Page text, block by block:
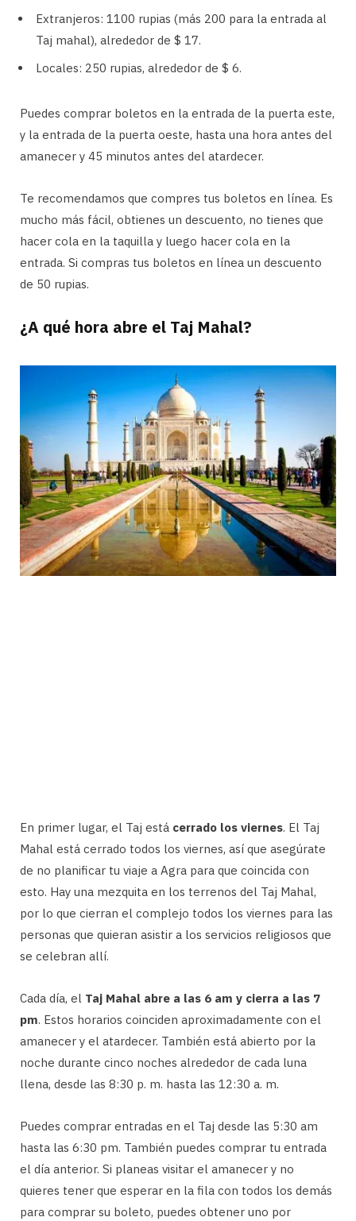
Extranjeros: 1100 rupias (más 200 para la entrada al
Taj mahal), alrededor de $ 17.
Locales: 250 rupias, alrededor de $ 6.
Puedes comprar boletos en la entrada de la puerta este,
y la entrada de la puerta oeste, hasta una hora antes del
amanecer y 45 minutos antes del atardecer.
Te recomendamos que compres tus boletos en línea. Es
mucho más fácil, obtienes un descuento, no tienes que
hacer cola en la taquilla y luego hacer cola en la
entrada. Si compras tus boletos en línea un descuento
de 50 rupias.
¿A qué hora abre el Taj Mahal?
En primer lugar, el Taj está cerrado los viernes. El Taj
Mahal está cerrado todos los viernes, así que asegúrate
de no planificar tu viaje a Agra para que coincida con
esto. Hay una mezquita en los terrenos del Taj Mahal,
por lo que cierran el complejo todos los viernes para las
personas que quieran asistir a los servicios religiosos que
se celebran allí.
Cada día, el Taj Mahal abre a las 6 am y cierra a las 7
pm. Estos horarios coinciden aproximadamente con el
amanecer y el atardecer. También está abierto por la
noche durante cinco noches alrededor de cada luna
llena, desde las 8:30 p. m. hasta las 12:30 a. m.
Puedes comprar entradas en el Taj desde las 5:30 am
hasta las 6:30 pm. También puedes comprar tu entrada
el día anterior. Si planeas visitar el amanecer y no
quieres tener que esperar en la fila con todos los demás
para comprar su boleto, puedes obtener uno por